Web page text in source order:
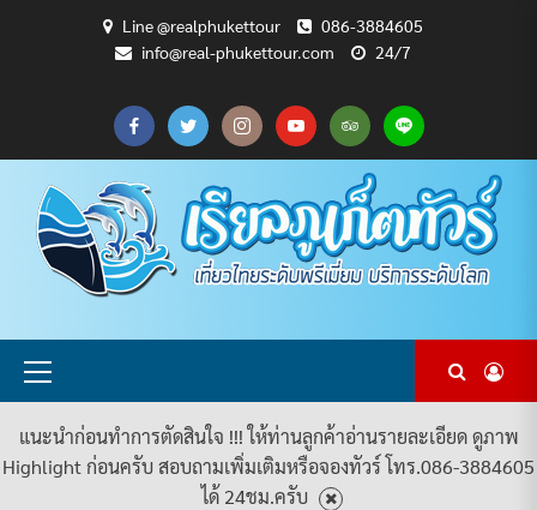
Line @realphukettour
086-3884605
info@real-phukettour.com
24/7
CART
CHECKOUT
MY
ACCOUNT
SAMPLE
PAGE
ทัวร์
ทั้งหมด
บทความ
ท่อง
เที่ยว
ยินดี
ต้อนรับ
สู่
PHUKET
TOUR
เกี่ยว
กับ
เรา
แพ็คเกจ
ทัวร์
ทั้งหมด
Primary
แนะนำก่อนทำการตัดสินใจ !!! ให้ท่านลูกค้าอ่านรายละเอียด ดูภาพ
Highlight ก่อนครับ สอบถามเพิ่มเติมหรือจองทัวร์ โทร.086-3884605
ได้ 24ชม.ครับ